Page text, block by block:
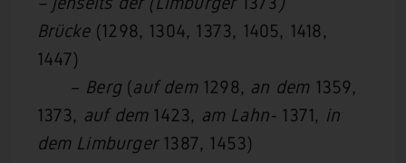
Brücke(1298, 1304, 1373, 1405, 1418,
1447)
– Berg (auf dem1298, an dem 1359,
1373, auf dem1423, am Lahn- 1371, in
dem Limburger1387, 1453)